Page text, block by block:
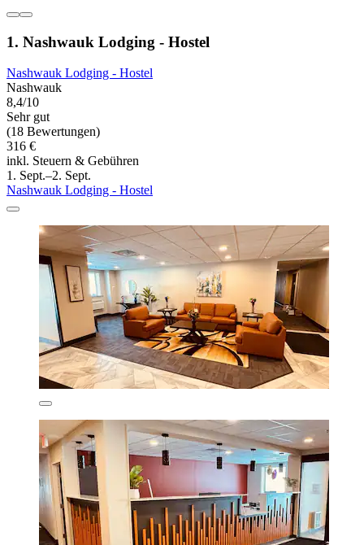
1. Nashwauk Lodging - Hostel
Nashwauk Lodging - Hostel
Nashwauk
8,4/10
Sehr gut
(18 Bewertungen)
316 €
inkl. Steuern & Gebühren
1. Sept.–2. Sept.
Nashwauk Lodging - Hostel